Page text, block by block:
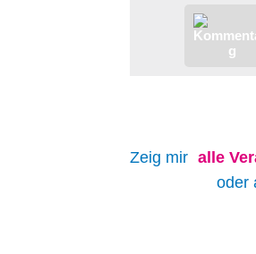
Zeig mir alle
oder